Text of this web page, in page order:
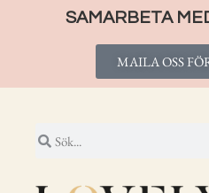
SAMARBETA
MAILA OSS